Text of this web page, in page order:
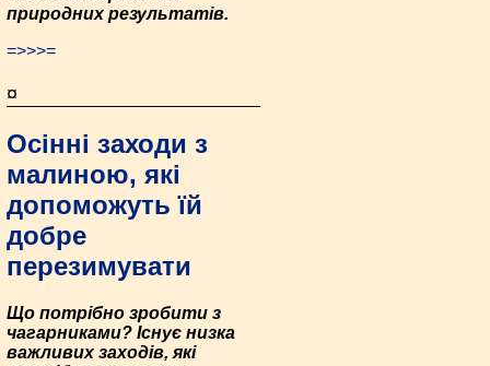
природних результатів.
=>>>=
¤
Осінні заходи з
малиною, які
допоможуть їй
добре
перезимувати
Що потрібно зробити з
чагарниками? Існує низка
важливих заходів, які